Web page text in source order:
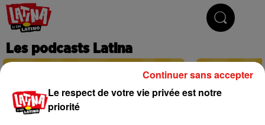
Les podcasts Latina
Le respect de votre vie privée est notre
priorité
Continuer sans accepter